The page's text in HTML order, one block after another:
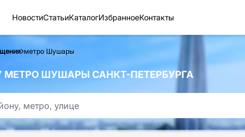
НовостиСтатьиКаталогИзбранноеКонтакты
метро Шушары
ШУШАРЫ САНКТ-ПЕТЕРБУРГА